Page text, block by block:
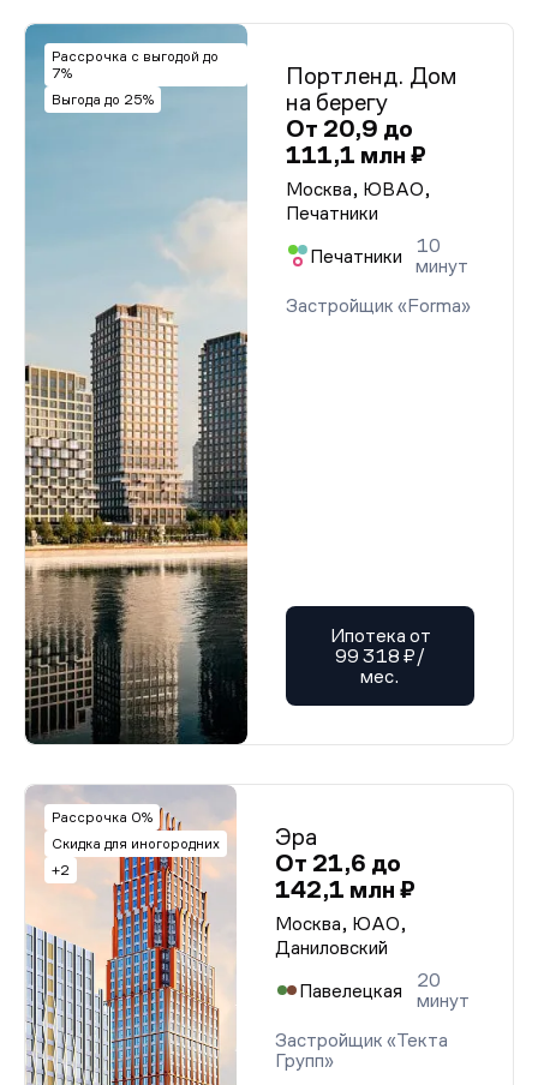
Рассрочка с выгодой до
7%
Выгода до 25%
Портленд. Дом
на берегу
От 20,9 до
111,1 млн ₽
Москва, ЮВАО,
Печатники
Печатники
10
минут
Застройщик «Forma»
Ипотека от
99 318 ₽/
мес.
Рассрочка 0%
Скидка для иногородних
+2
Эра
От 21,6 до
142,1 млн ₽
Москва, ЮАО,
Даниловский
Павелецкая
20
минут
Застройщик «Текта
Групп»